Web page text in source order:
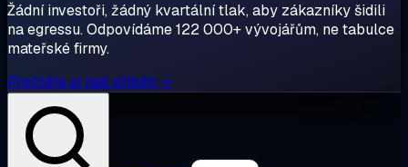
Žádní investoři, žádný kvartální tlak, aby zákazníky šidili
na egressu. Odpovídáme 122 000+ vývojářům, ne tabulce
mateřské firmy.
Přečtěte si náš příběh →